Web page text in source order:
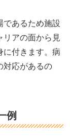
であるため施設
リアの面から見
に付きます。病
対応があるの
例